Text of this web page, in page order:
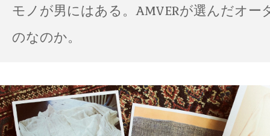
モノが男にはある。AMVERが選んだオー
のなのか。